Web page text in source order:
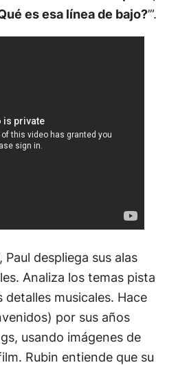
es esa línea de bajo?’”.
Paul despliega sus alas
Analiza los temas pista
musicales. Hace
por sus años
usando imágenes de
Rubin entiende que su